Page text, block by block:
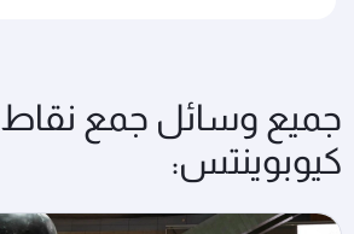
جميع وسائل جمع نقاط
كيوبوينتس: